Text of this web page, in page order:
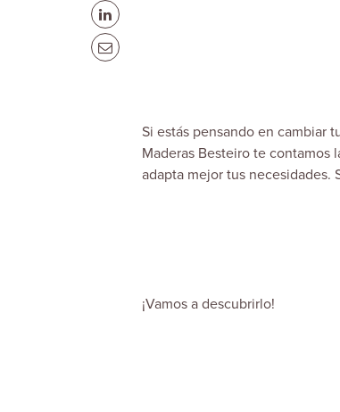
Si estás pensando en cambiar
Maderas Besteiro te contamos
adapta mejor tus necesidades.
¡Vamos a descubrirlo!